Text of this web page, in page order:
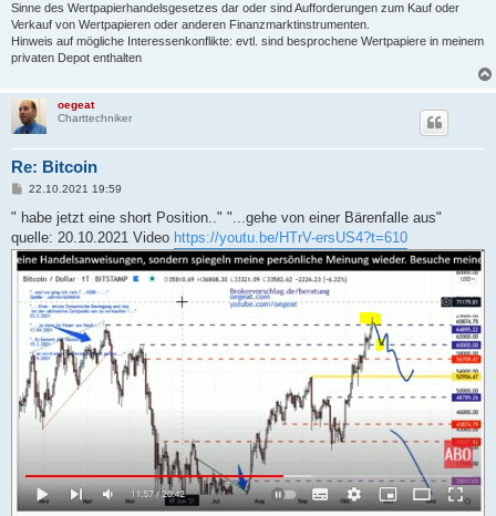
Sinne des Wertpapierhandelsgesetzes dar oder sind Aufforderungen zum Kauf oder
Verkauf von Wertpapieren oder anderen Finanzmarktinstrumenten.
Hinweis auf mögliche Interessenkonflikte: evtl. sind besprochene Wertpapiere in meinem
privaten Depot enthalten
oegeat
Charttechniker
Re: Bitcoin
B
i
r
a
g
22.10.2021 19:59
" habe jetzt eine short Position.." "...gehe von einer Bärenfalle aus"
quelle: 20.10.2021 Video https://youtu.be/HTrV-ersUS4?t=610